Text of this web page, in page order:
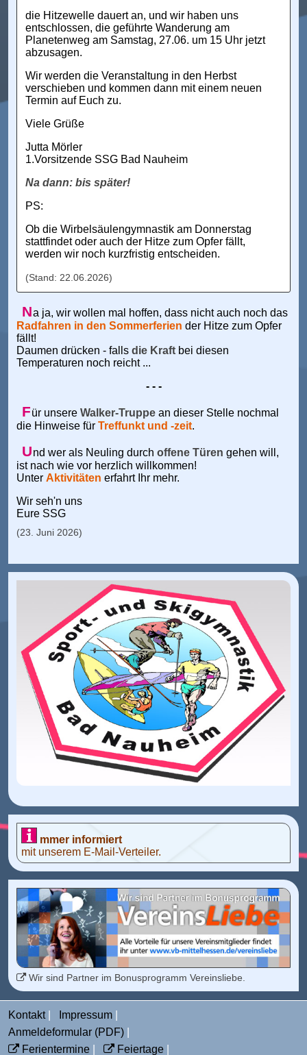
die Hitzewelle dauert an, und wir haben uns
entschlossen, die geführte Wanderung am
Planetenweg am Samstag, 27.06. um 15 Uhr jetzt
abzusagen.
Wir werden die Veranstaltung in den Herbst
verschieben und kommen dann mit einem neuen
Termin auf Euch zu.
Viele Grüße
Jutta Mörler
1.Vorsitzende SSG Bad Nauheim
Na dann: bis später!
PS:
Ob die Wirbelsäulengymnastik am Donnerstag
stattfindet oder auch der Hitze zum Opfer fällt,
werden wir noch kurzfristig entscheiden.
(Stand: 22.06.2026)
Na ja, wir wollen mal hoffen, dass nicht auch noch das
Radfahren in den Sommerferien der Hitze zum Opfer
fällt!
Daumen drücken - falls die Kraft bei diesen
Temperaturen noch reicht ...
- - -
Für unsere Walker-Truppe an dieser Stelle nochmal
die Hinweise für Treffunkt und -zeit.
Und wer als Neuling durch offene Türen gehen will,
ist nach wie vor herzlich willkommen!
Unter Aktivitäten erfahrt Ihr mehr.
Wir seh'n uns
Eure SSG
(23. Juni 2026)
mmer informiert
mit unserem E-Mail-Verteiler.
Wir sind Partner im Bonusprogramm Vereinsliebe.
Kontakt
Impressum
Anmeldeformular (PDF)
Ferientermine
Feiertage